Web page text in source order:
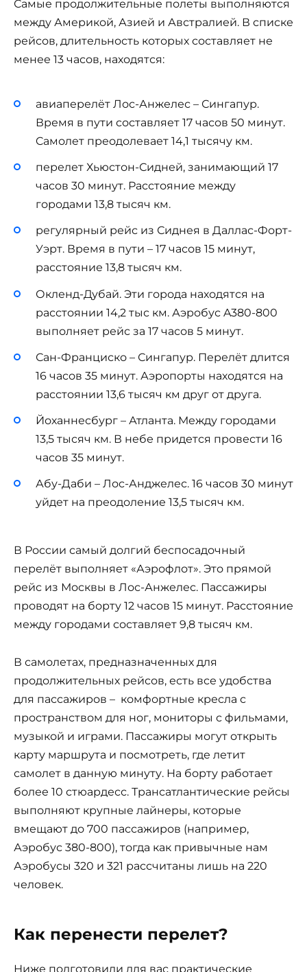
Самые продолжительные полеты выполняются
между Америкой, Азией и Австралией. В списке
рейсов, длительность которых составляет не
менее 13 часов, находятся:
авиаперелёт Лос-Анжелес – Сингапур.
Время в пути составляет 17 часов 50 минут.
Cамолет преодолевает 14,1 тысячу км.
перелет Хьюстон-Сидней, занимающий 17
часов 30 минут. Расстояние между
городами 13,8 тысяч км.
регулярный рейс из Сиднея в Даллас-Форт-
Уэрт. Время в пути – 17 часов 15 минут,
расстояние 13,8 тысяч км.
Окленд-Дубай. Эти города находятся на
расстоянии 14,2 тыс км. Аэробус A380-800
выполняет рейс за 17 часов 5 минут.
Сан-Франциско – Сингапур. Перелёт длится
16 часов 35 минут. Аэропорты находятся на
расстоянии 13,6 тысяч км друг от друга.
Йоханнесбург – Атланта. Между городами
13,5 тысяч км. В небе придется провести 16
часов 35 минут.
Абу-Даби – Лос-Анджелес. 16 часов 30 минут
уйдет на преодоление 13,5 тысяч км.
В России самый долгий беспосадочный
перелёт выполняет «Аэрофлот». Это прямой
рейс из Москвы в Лос-Анжелес. Пассажиры
проводят на борту 12 часов 15 минут. Расстояние
между городами составляет 9,8 тысяч км.
В самолетах, предназначенных для
продолжительных рейсов, есть все удобства
для пассажиров – комфортные кресла с
пространством для ног, мониторы с фильмами,
музыкой и играми. Пассажиры могут открыть
карту маршрута и посмотреть, где летит
самолет в данную минуту. На борту работает
более 10 стюардесс. Трансатлантические рейсы
выполняют крупные лайнеры, которые
вмещают до 700 пассажиров (например,
Аэробус 380-800), тогда как привычные нам
Аэробусы 320 и 321 рассчитаны лишь на 220
человек.
Как перенести перелет?
Ниже подготовили для вас практические